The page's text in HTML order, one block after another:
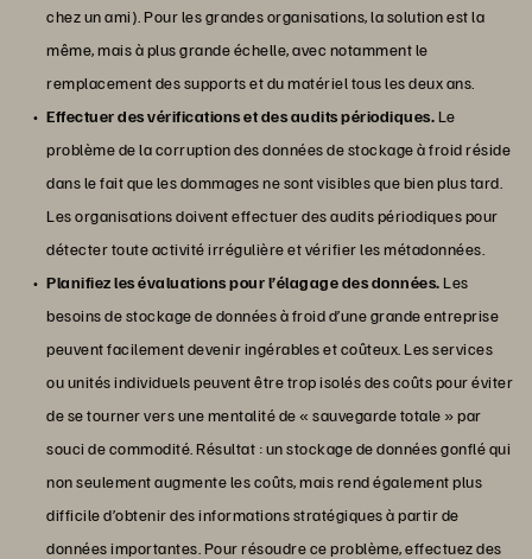
chez un ami). Pour les grandes organisations, la solution est la
même, mais à plus grande échelle, avec notamment le
remplacement des supports et du matériel tous les deux ans.
Effectuer des vérifications et des audits périodiques.Le
problème de la corruption des données de stockage à froid réside
dans le fait que les dommages ne sont visibles que bien plus tard.
Les organisations doivent effectuer des audits périodiques pour
détecter toute activité irrégulière et vérifier les métadonnées.
Planifiez les évaluations pour l’élagage des données.Les
besoins de stockage de données à froid d’une grande entreprise
peuvent facilement devenir ingérables et coûteux. Les services
ou unités individuels peuvent être trop isolés des coûts pour éviter
de se tourner vers une mentalité de « sauvegarde totale » par
souci de commodité. Résultat : un stockage de données gonflé qui
non seulement augmente les coûts, mais rend également plus
difficile d’obtenir des informations stratégiques à partir de
données importantes. Pour résoudre ce problème, effectuez des